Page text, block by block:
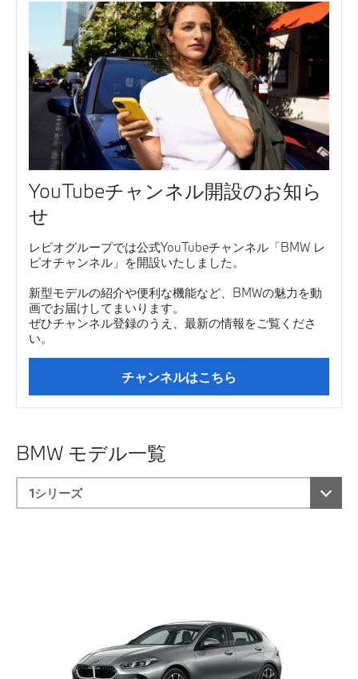
YouTubeチャンネル開設のお知ら
せ
レピオグループでは公式YouTubeチャンネル「BMW レ
ピオチャンネル」を開設いたしました。
新型モデルの紹介や便利な機能など、BMWの魅力を動
画でお届けしてまいります。
ぜひチャンネル登録のうえ、最新の情報をご覧くださ
い。
チャンネルはこちら
BMW モデル一覧